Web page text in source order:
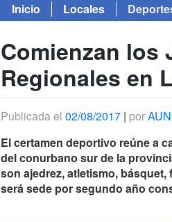
Inicio Locales
Comienzan los
Regionales en
Publicada el 02/08/2017 | por
El certamen deportivo reúne a
del conurbano sur de la
son ajedrez, atletismo,
será sede por segundo año